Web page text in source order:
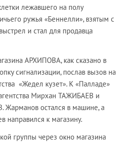
лежавшего на полу
ружья «Беннелли», взятым с
и стал для продавца
АРХИПОВА, как сказано в
сигнализации, послав вызов на
«Жедел кузет». К «Палладе»
Мирхан ТАЖИБАЕВ и
остался в машине, а
направился к магазину.
группы через окно магазина